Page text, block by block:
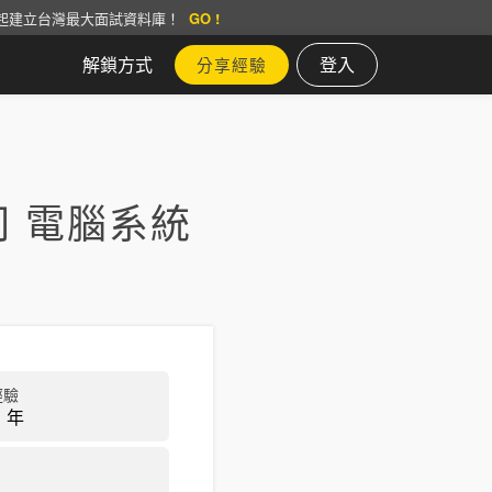
立台灣最大面試資料庫！ GO !
解鎖方式 分享經驗 登入
電腦系統
年